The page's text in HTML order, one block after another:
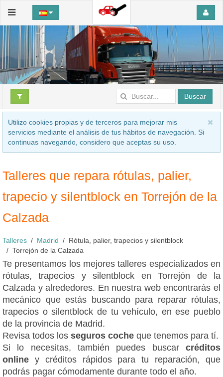
Buscar
Utilizo cookies propias y de terceros para mejorar mis
servicios mediante el análisis de tus hábitos de navegación. Si
continuas navegando, considero que aceptas su uso.
Talleres que repara rótulas, palier,
trapecio y silentblock en Torrejón de la
Calzada
Talleres Madrid
Rótula, palier, trapecios y silentblock
Torrejón de la Calzada
Te presentamos los mejores talleres especializados en
rótulas, trapecios y silentblock en Torrejón de la
Calzada y alrededores. En nuestra web encontrarás el
mecánico que estás buscando para reparar rótulas,
trapecios o silentblock de tu vehículo, en ese pueblo
de la provincia de Madrid.
Revisa todos los seguros coche que tenemos para tí.
Si lo necesitas, también puedes buscar créditos
online y créditos rápidos para tu reparación, que
podrás pagar cómodamente durante todo el año.